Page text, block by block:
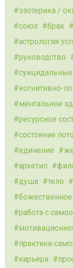
эзотерика /
союз
брак
астрология
руководство
когнитивно-
ментальное
ресурсное
состояние
единение
архетип
душа
тело
божественное
работа с
практики
карьера